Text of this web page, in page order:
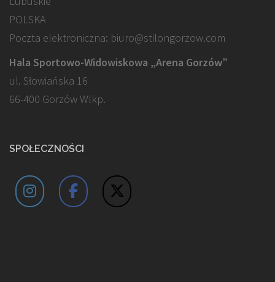
POLSKA
Poczta elektroniczna: biuro@stilongorzow.com
Hala Sportowo-Widowiskowa „Arena Gorzów”
ul. Słowiańska 16
66-400 Gorzów Wlkp.
SPOŁECZNOŚCI